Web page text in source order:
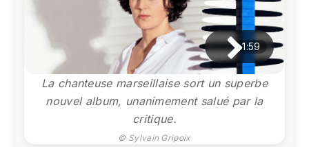
1:59
La chanteuse marseillaise sort un superbe
nouvel album, unanimement salué par la
critique.
© Sylvain Gripoix